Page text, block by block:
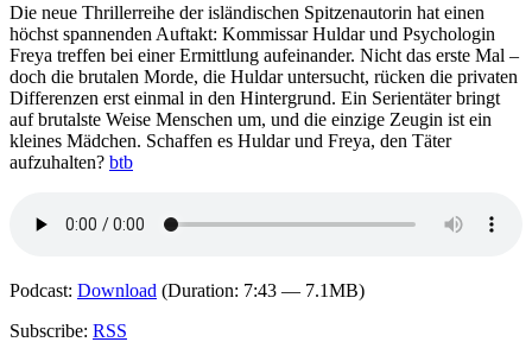
Die neue Thrillerreihe der isländischen Spitzenautorin hat einen
höchst spannenden Auftakt: Kommissar Huldar und Psychologin
Freya treffen bei einer Ermittlung aufeinander. Nicht das erste Mal –
doch die brutalen Morde, die Huldar untersucht, rücken die privaten
Differenzen erst einmal in den Hintergrund. Ein Serientäter bringt
auf brutalste Weise Menschen um, und die einzige Zeugin ist ein
kleines Mädchen. Schaffen es Huldar und Freya, den Täter
aufzuhalten? btb
Podcast: Download (Duration: 7:43 — 7.1MB)
Subscribe: RSS